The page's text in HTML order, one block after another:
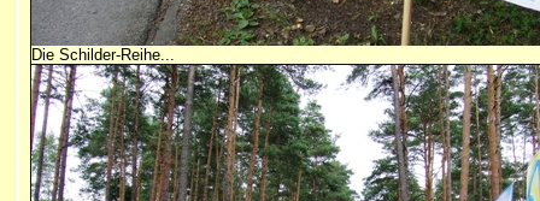
Die Schilder-Reihe...